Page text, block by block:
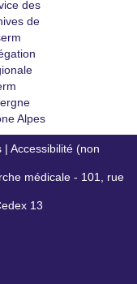
des
de
Alpes
| Accessibilité (non
médicale - 101, rue
13